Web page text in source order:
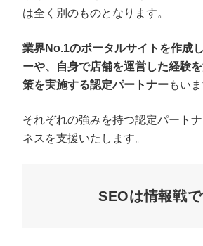
は全く別のものとなります。
業界No.1のポータルサイトを作成
ーや、自身で店舗を運営した経験
策を実施する認定パートナーもいま
それぞれの強みを持つ認定パート
ネスを支援いたします。
SEOは情報戦